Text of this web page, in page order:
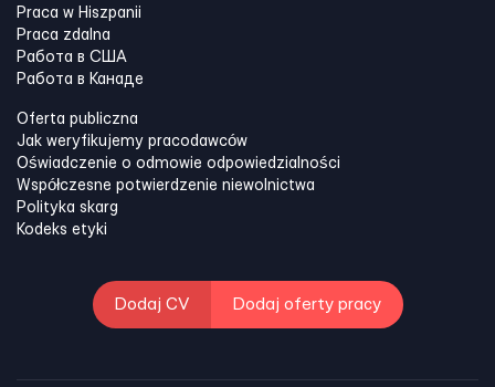
Praca w Hiszpanii
Praca zdalna
Работа в США
Работа в Канадe
Oferta publiczna
Jak weryfikujemy pracodawców
Oświadczenie o odmowie odpowiedzialności
Współczesne potwierdzenie niewolnictwa
Polityka skarg
Kodeks etyki
Dodaj CV Dodaj oferty pracy